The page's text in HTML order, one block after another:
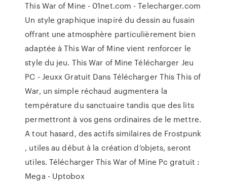
This War of Mine - 01net.com - Telecharger.com
Un style graphique inspiré du dessin au fusain
offrant une atmosphère particulièrement bien
adaptée à This War of Mine vient renforcer le
style du jeu. This War of Mine Télécharger Jeu
PC - Jeuxx Gratuit Dans Télécharger This This of
War, un simple réchaud augmentera la
température du sanctuaire tandis que des lits
permettront à vos gens ordinaires de le mettre.
A tout hasard, des actifs similaires de Frostpunk
, utiles au début à la création d’objets, seront
utiles. Télécharger This War of Mine Pc gratuit :
Mega - Uptobox